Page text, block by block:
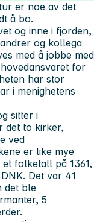
er noe av det
å bo.
og inne i fjorden,
og kollega
med å jobbe med
for
har stor
i menighetens
sitter i
det to kirker,
ved
er like mye
folketall på 1361,
Det var 41
det ble
5